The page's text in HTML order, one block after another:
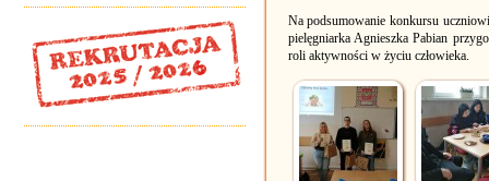
Na podsumowanie konkursu
pielęgniarka Agnieszka Pabian
roli aktywności w życiu człowieka.